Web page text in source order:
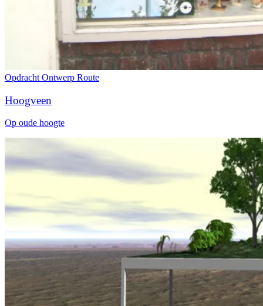
Opdracht Ontwerp Route
Hoogveen
Op oude hoogte